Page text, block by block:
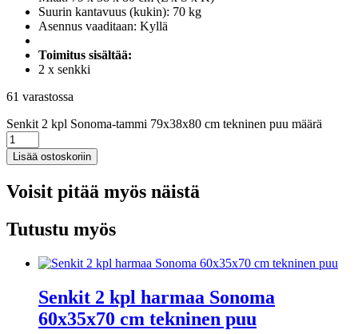
Suurin kantavuus (kukin): 70 kg
Asennus vaaditaan: Kyllä
Toimitus sisältää:
2 x senkki
61 varastossa
Senkit 2 kpl Sonoma-tammi 79x38x80 cm tekninen puu määrä
Lisää ostoskoriin
Voisit pitää myös näistä
Tutustu myös
Senkit 2 kpl harmaa Sonoma
60x35x70 cm tekninen puu